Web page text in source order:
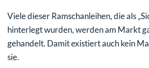
Viele dieser Ramschanleihen, die als
hinterlegt wurden, werden am Markt
gehandelt. Damit existiert auch kein
sie.